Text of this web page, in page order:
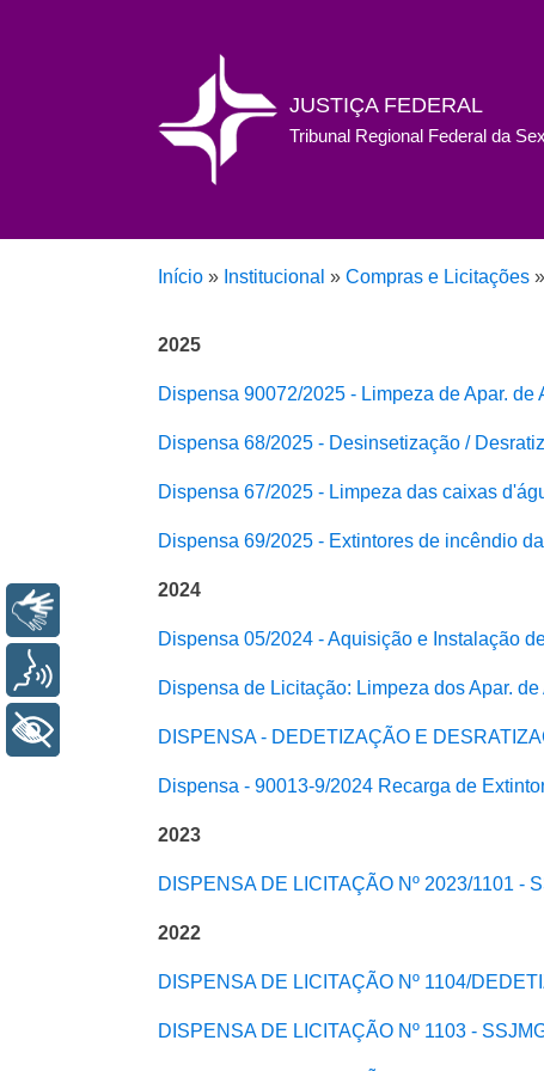
JUSTIÇA FEDERAL
Tribunal Regional Federal da
Início » Institucional » Compras e Licitações »
2025
Dispensa 90072/2025 - Limpeza de Apar.
Dispensa 68/2025 - Desinsetização /
Dispensa 67/2025 - Limpeza das caixas
Dispensa 69/2025 - Extintores de incêndio
2024
Dispensa 05/2024 - Aquisição e Instalação
Dispensa de Licitação: Limpeza dos Apar.
DISPENSA - DEDETIZAÇÃO E
Dispensa - 90013-9/2024 Recarga de
2023
DISPENSA DE LICITAÇÃO Nº 2023/1101 -
2022
DISPENSA DE LICITAÇÃO Nº 1104/
DISPENSA DE LICITAÇÃO Nº 1103 -
+ Acessibilidade